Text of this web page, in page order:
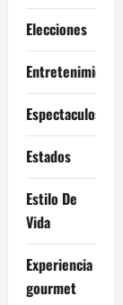
Elecciones
Entretenimiento
Espectaculos
Estados
Estilo De
Vida
Experiencia
gourmet